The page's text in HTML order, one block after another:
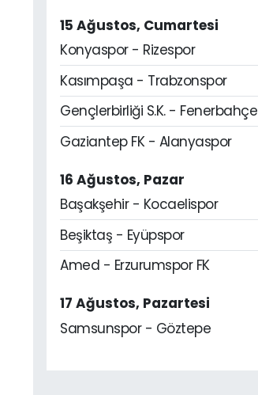
15 Ağustos, Cumartesi
Konyaspor - Rizespor
Kasımpaşa - Trabzonspor
Gençlerbirliği S.K. - Fenerbahçe
Gaziantep FK - Alanyaspor
16 Ağustos, Pazar
Başakşehir - Kocaelispor
Beşiktaş - Eyüpspor
Amed - Erzurumspor FK
17 Ağustos, Pazartesi
Samsunspor - Göztepe